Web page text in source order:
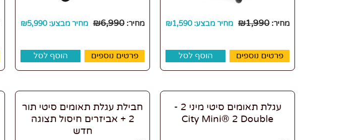
מחיר: ₪1,990 מחיר מבצע: ₪1,590
פרטים נוספים הוסף לסל
מחיר: ₪6,990 מחיר מבצע: ₪5,990
פרטים נוספים הוסף לסל
עגלת תאומים סיטי מיני 2 -
City Mini® 2 Double
חבילת עגלת תאומים סיטי תור
2 + אביזרים חיסול תצוגה
חדש